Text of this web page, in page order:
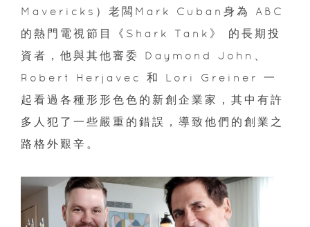
Mavericks）老闆Mark Cuban身為 ABC
的熱門電視節目《Shark Tank》 的長期投
資者，他與其他審委 Daymond John、
Robert Herjavec 和 Lori Greiner 一
起看過各種形形色色的新創企業家，其中有許
多人犯了一些嚴重的錯誤，導致他們的創業之
路格外艱辛。